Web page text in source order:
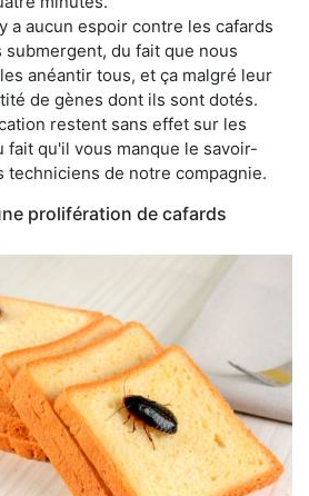
a aucun espoir contre les cafards
du fait que nous
anéantir tous, et ça malgré leur
de gènes dont ils sont dotés.
restent sans effet sur les
fait qu'il vous manque le savoir-
de notre compagnie.
prolifération de cafards